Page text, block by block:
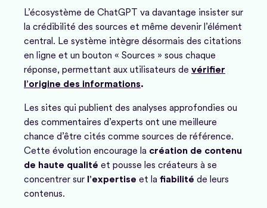
L’écosystème de ChatGPT va davantage insister sur
la crédibilité des sources et même devenir l’élément
central. Le système intègre désormais des citations
en ligne et un bouton « Sources » sous chaque
réponse, permettant aux utilisateurs de vérifier
l’origine des informations.
Les sites qui publient des analyses approfondies ou
des commentaires d’experts ont une meilleure
chance d’être cités comme sources de référence.
Cette évolution encourage la création de contenu
de haute qualité et pousse les créateurs à se
concentrer sur l’expertise et la fiabilité de leurs
contenus.